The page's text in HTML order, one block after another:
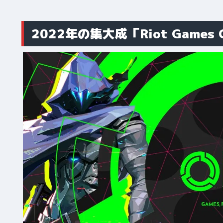
2022年の集大成「Riot Games